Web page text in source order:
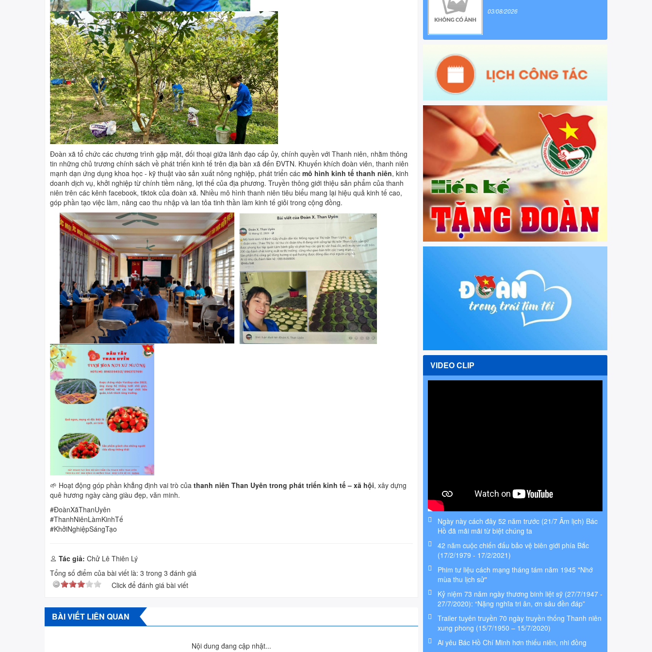
Đoàn xã tổ chức các chương trình gặp mặt, đối thoại giữa lãnh đạo cấp ủy, chính quyền với Thanh niên, nhằm thông
tin những chủ trương chính sách về phát triển kinh tế trên địa bàn xã đến ĐVTN. Khuyến khích đoàn viên, thanh niên
mạnh dạn ứng dụng khoa học - kỹ thuật vào sản xuất nông nghiệp, phát triển các mô hình kinh tế thanh niên, kinh
doanh dịch vụ, khởi nghiệp từ chính tiềm năng, lợi thế của địa phương. Truyền thông giới thiệu sản phẩm của thanh
niên trên các kênh facebook, tiktok của đoàn xã. Nhiều mô hình thanh niên tiêu biểu mang lại hiệu quả kinh tế cao,
góp phần tạo việc làm, nâng cao thu nhập và lan tỏa tinh thần làm kinh tế giỏi trong cộng đồng.
🌱 Hoạt động góp phần khẳng định vai trò của thanh niên Than Uyên trong phát triển kinh tế – xã hội, xây dựng
quê hương ngày càng giàu đẹp, văn minh.
#ĐoànXãThanUyên
#ThanhNiênLàmKinhTế
#KhởiNghiệpSángTạo
Tác giả: Chử Lê Thiên Lý
Tổng số điểm của bài viết là: 3 trong 3 đánh giá
Click để đánh giá bài viết
BÀI VIẾT LIÊN QUAN
Nội dung đang cập nhật...
03/08/2026
VIDEO CLIP
Ngày này cách đây 52 năm trước (21/7 Âm lịch) Bác
Hồ đã mãi mãi từ biệt chúng ta
42 năm cuộc chiến đấu bảo vệ biên giới phía Bắc
(17/2/1979 - 17/2/2021)
Phim tư liệu cách mạng tháng tám năm 1945 "Nhớ
mùa thu lịch sử"
Kỷ niệm 73 năm ngày thương binh liệt sỹ (27/7/1947 -
27/7/2020): “Nặng nghĩa tri ân, ơn sâu đền đáp”
Trailer tuyên truyền 70 ngày truyền thống Thanh niên
xung phong (15/7/1950 – 15/7/2020)
Ai yêu Bác Hồ Chí Minh hơn thiếu niên, nhi đồng